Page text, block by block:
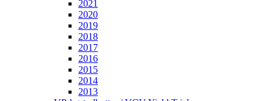
2021
2020
2019
2018
2017
2016
2015
2014
2013